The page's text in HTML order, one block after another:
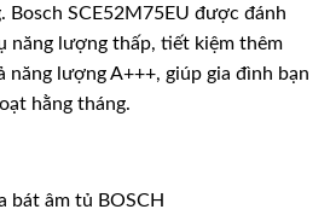
SCE52M75EU được đánh
năng lượng thấp, tiết kiệm thêm
năng lượng A+++, giúp gia đình bạn
hằng tháng.
bát âm tủ BOSCH